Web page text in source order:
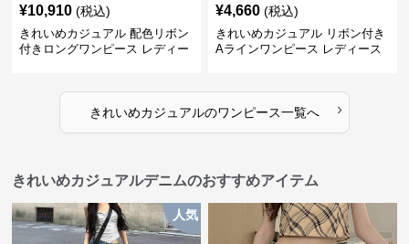
¥10,910 (税込)
きれいめカジュアル 配色リボン
付きロングワンピース レディー
¥4,660 (税込)
きれいめカジュアル リボン付き
Aラインワンピース レディース
ン
きれいめカジュアルのワンピース一覧へ ›
きれいめカジュアルデニムのおすすめアイテム
人気